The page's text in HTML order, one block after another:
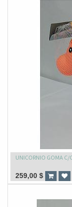
UNICORNIO GOMA C/
259,00 $